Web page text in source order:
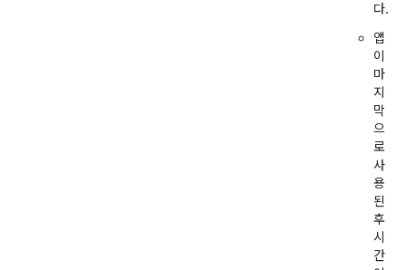
다.
앱
이
마
지
막
으
로
사
용
된
후
시
간